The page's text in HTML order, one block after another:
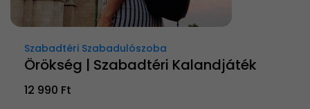
Szabadtéri Szabadulószoba
Örökség | Szabadtéri Kalandjáték
12 990 Ft